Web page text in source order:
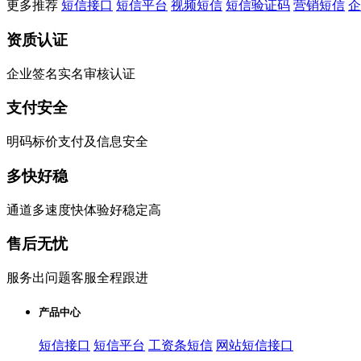
更多推荐 短信接口 短信平台 视频短信 短信验证码 营销短信
资质认证
企业签名实名审核认证
支付安全
明码标价支付及信息安全
多快好稳
通道多速度快体验好稳定高
售后无忧
服务出问题客服全程跟进
产品中心
短信接口 短信平台 工资条短信 网站短信接口